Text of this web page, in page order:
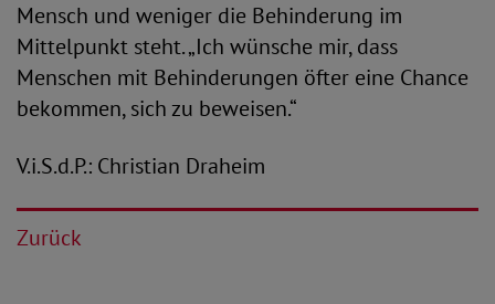
Mensch und weniger die Behinderung im
Mittelpunkt steht. „Ich wünsche mir, dass
Menschen mit Behinderungen öfter eine Chance
bekommen, sich zu beweisen.“
V.i.S.d.P.: Christian Draheim
Zurück